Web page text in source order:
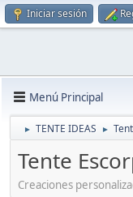
Iniciar sesión
Menú Principal
► TENTE IDEAS ►
Tente
Creaciones